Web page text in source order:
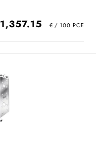
1,357.15